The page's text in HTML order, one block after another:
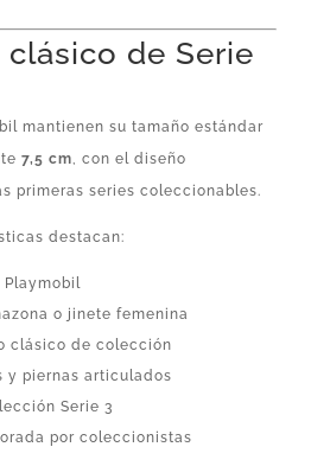
clásico de Serie
mantienen su tamaño estándar
7,5 cm , con el diseño
primeras series coleccionables.
destacan:
o jinete femenina
clásico de colección
y piernas articulados
Serie 3
por coleccionistas